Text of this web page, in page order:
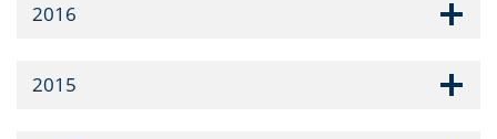
2016
2015